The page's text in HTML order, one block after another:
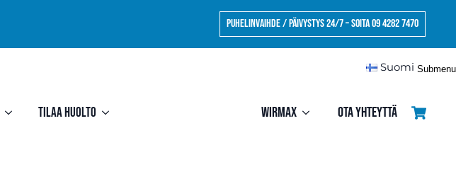
Puhelinvaihde / Päivystys 24/7 – Soita 09 4282 7470
Suomi
Tilaa huolto Wirmax Ota yhteyttä